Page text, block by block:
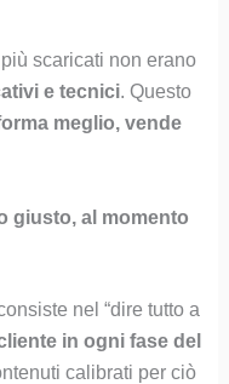
scaricati non erano
e tecnici. Questo
meglio, vende
giusto, al momento
nel “dire tutto a
in ogni fase del
calibrati per ciò